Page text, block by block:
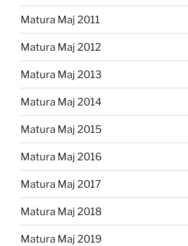
Matura Maj 2011
Matura Maj 2012
Matura Maj 2013
Matura Maj 2014
Matura Maj 2015
Matura Maj 2016
Matura Maj 2017
Matura Maj 2018
Matura Maj 2019